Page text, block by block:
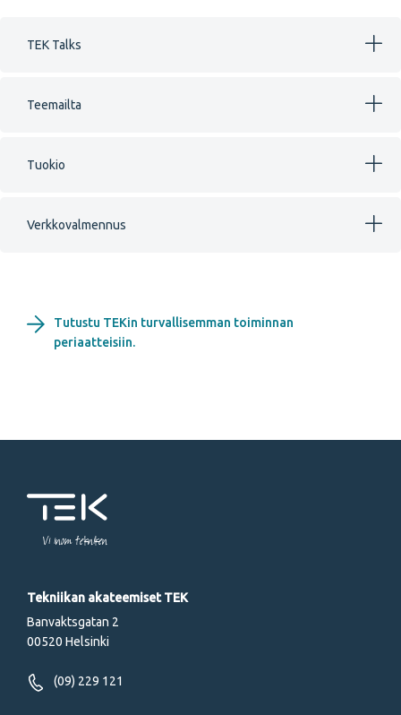
TEK Talks
Teemailta
Tuokio
Verkkovalmennus
Tutustu TEKin turvallisemman toiminnan
periaatteisiin.
Vi inom tekniken
Tekniikan akateemiset TEK
Banvaktsgatan 2
00520 Helsinki
(09) 229 121